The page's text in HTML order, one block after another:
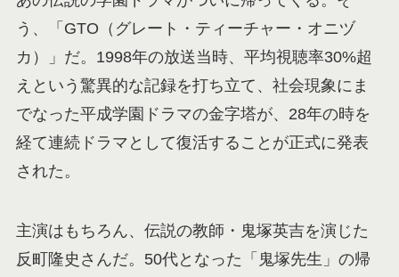
う、「GTO（グレート・ティーチャー・オニヅ
カ）」だ。1998年の放送当時、平均視聴率30%超
えという驚異的な記録を打ち立て、社会現象にま
でなった平成学園ドラマの金字塔が、28年の時を
経て連続ドラマとして復活することが正式に発表
された。
主演はもちろん、伝説の教師・鬼塚英吉を演じた
反町隆史さんだ。50代となった「鬼塚先生」の帰